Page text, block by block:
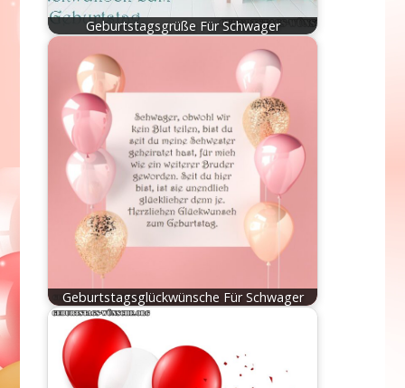
Geburtstagsgrüße Für Schwager
Geburtstagsglückwünsche Für Schwager